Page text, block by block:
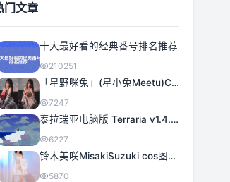
门文章
十大最好看的经典番号排名推荐
210251
「星野咪兔」(星小兔Meetu)COS图集全部作品合集 [持续更新]
7247
泰拉瑞亚电脑版 Terraria v1.4.5.3 豪华中文 | 全DLC|解压即撸
6227
铃木美咲MisakiSuzuki cos图集合集打包下载 363套日系治愈女神精选
5870